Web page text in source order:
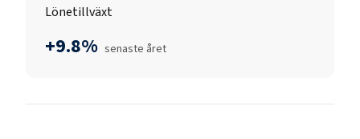
Lönetillväxt
+9.8% senaste året